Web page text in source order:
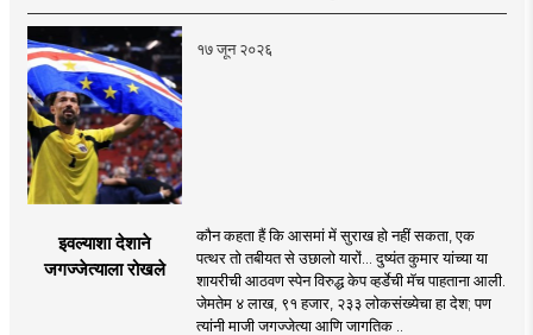
१७ जून २०२६
इवल्याशा देशाने
जगज्जेत्याला रोखले
कौन कहता हैं कि आसमां में सुराख हो नहीं सकता, एक
पत्थर तो तबीयत से उछालो यारों... दुष्यंत कुमार यांच्या या
शायरीची आठवण स्पेन विरुद्ध केप व्हर्डेची मॅच पाहताना आली.
जेमतेम ४ लाख, ९१ हजार, २३३ लोकसंख्येचा हा देश; पण
त्यांनी माजी जगज्जेत्या आणि जागतिक ..